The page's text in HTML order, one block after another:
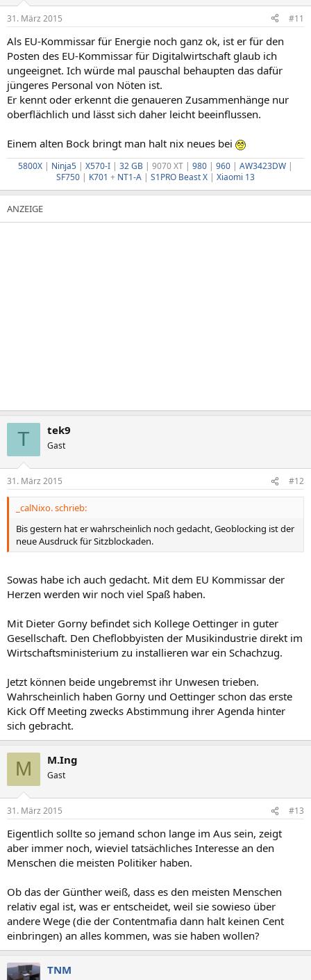
31. März 2015 #11
Als EU-Kommissar für Energie noch ganz ok, ist er für den
Posten des EU-Kommissar für Digitalwirtschaft glaub ich
ungeeignet. Ich würde mal pauschal behaupten das dafür
jüngeres Personal von Nöten ist.
Er kennt oder erkennt die genaueren Zusammenhänge nur
oberflächlich und lässt sich daher leicht beeinflussen.
Einem alten Bock bringt man halt nix neues bei
5800X | Ninja5 | X570-I | 32 GB | 9070 XT | 980 | 960 | AW3423DW |
SF750 | K701 + NT1-A | S1PRO Beast X | Xiaomi 13
T tek9
Gast
31. März 2015 #12
_calNixo. schrieb:
Bis gestern hat er wahrscheinlich noch gedacht, Geoblocking ist der
neue Ausdruck für Sitzblockaden.
Sowas habe ich auch gedacht. Mit dem EU Kommissar der
Herzen werden wir noch viel Spaß haben.
Mit Dieter Gorny befindet sich Kollege Oettinger in guter
Gesellschaft. Den Cheflobbyisten der Musikindustrie direkt im
Wirtschaftsministerium zu installieren war ein Schachzug.
Jetzt können beide ungebremst ihr Unwesen trieben.
Wahrscheinlich haben Gorny und Oettinger schon das erste
Kick Off Meeting zwecks Abstimmung ihrer Agenda hinter
sich gebracht.
M M.Ing
Gast
31. März 2015 #13
Eigentlich sollte so jemand schon lange im Aus sein, zeigt
aber immer noch, wieviel tatsächliches Interesse an den
Menschen die meisten Politiker haben.
Ob das der Günther weiß, dass es den meisten Menschen
relativ egal ist, was er entscheidet, weil sie sowieso über
andere Wege (die der Contentmafia dann halt keinen Cent
einbringen) an alles kommen, was sie haben wollen?
TNM